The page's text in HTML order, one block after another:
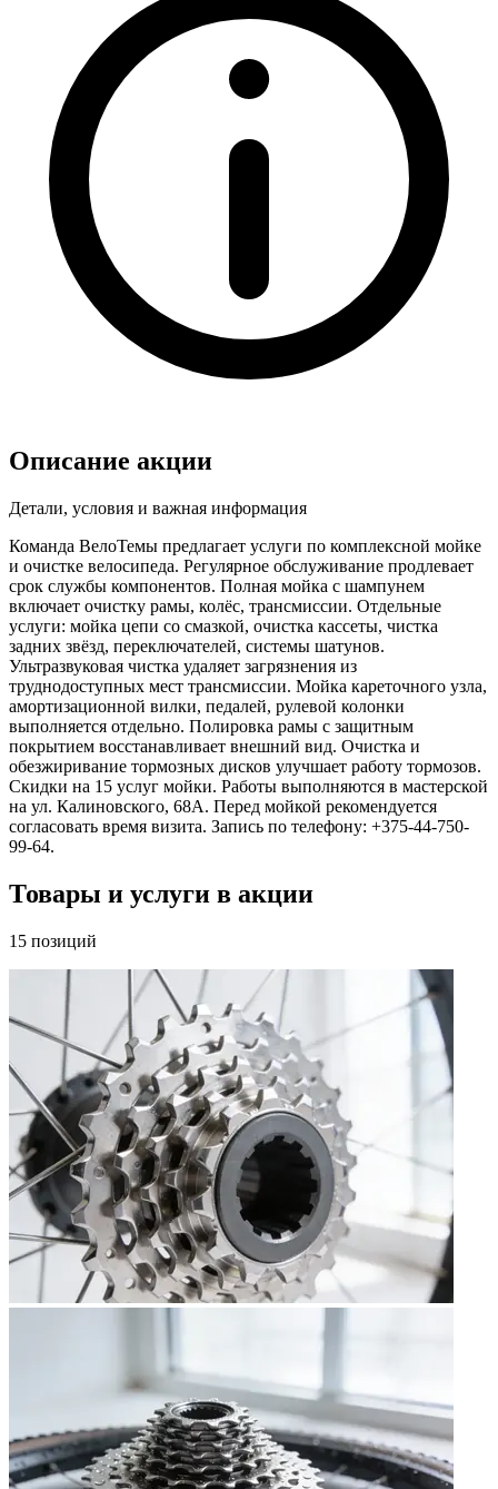
Описание акции
Детали, условия и важная информация
Команда ВелоТемы предлагает услуги по комплексной мойке
и очистке велосипеда. Регулярное обслуживание продлевает
срок службы компонентов. Полная мойка с шампунем
включает очистку рамы, колёс, трансмиссии. Отдельные
услуги: мойка цепи со смазкой, очистка кассеты, чистка
задних звёзд, переключателей, системы шатунов.
Ультразвуковая чистка удаляет загрязнения из
труднодоступных мест трансмиссии. Мойка кареточного узла,
амортизационной вилки, педалей, рулевой колонки
выполняется отдельно. Полировка рамы с защитным
покрытием восстанавливает внешний вид. Очистка и
обезжиривание тормозных дисков улучшает работу тормозов.
Скидки на 15 услуг мойки. Работы выполняются в мастерской
на ул. Калиновского, 68А. Перед мойкой рекомендуется
согласовать время визита. Запись по телефону: +375-44-750-
99-64.
Товары и услуги в акции
15 позиций